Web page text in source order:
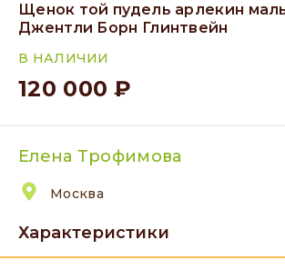
Щенок той пудель арлекин
Джентли Борн Глинтвейн
В НАЛИЧИИ
120 000 ₽
Елена Трофимова
Москва
Характеристики